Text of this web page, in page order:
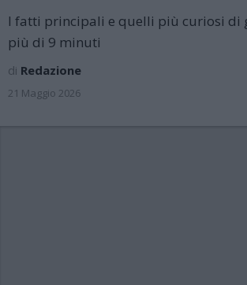
I fatti principali e quelli più curiosi di
più di 9 minuti
di Redazione
21 Maggio 2026